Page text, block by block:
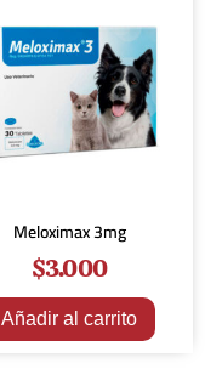
Meloximax 3mg
$3.000
Añadir al carrito